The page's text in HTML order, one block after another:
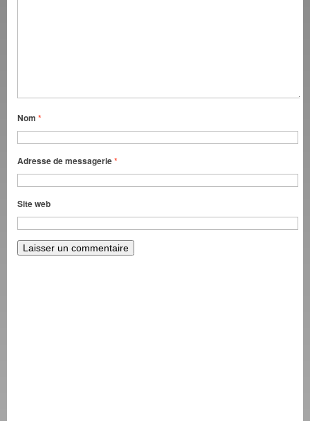
Nom *
Adresse de messagerie*
Site web